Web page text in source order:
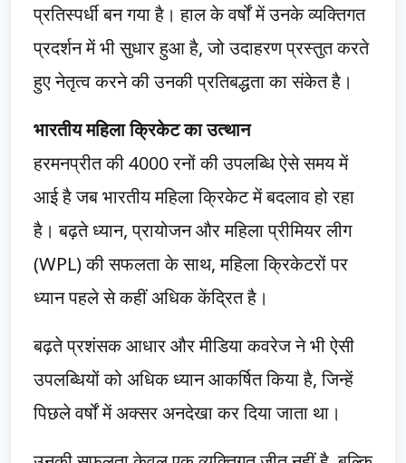
प्रतिस्पर्धी बन गया है। हाल के वर्षों में उनके व्यक्तिगत
प्रदर्शन में भी सुधार हुआ है, जो उदाहरण प्रस्तुत करते
हुए नेतृत्व करने की उनकी प्रतिबद्धता का संकेत है।
भारतीय महिला क्रिकेट का उत्थान
हरमनप्रीत की 4000 रनों की उपलब्धि ऐसे समय में
आई है जब भारतीय महिला क्रिकेट में बदलाव हो रहा
है। बढ़ते ध्यान, प्रायोजन और महिला प्रीमियर लीग
(WPL) की सफलता के साथ, महिला क्रिकेटरों पर
ध्यान पहले से कहीं अधिक केंद्रित है।
बढ़ते प्रशंसक आधार और मीडिया कवरेज ने भी ऐसी
उपलब्धियों को अधिक ध्यान आकर्षित किया है, जिन्हें
पिछले वर्षों में अक्सर अनदेखा कर दिया जाता था।